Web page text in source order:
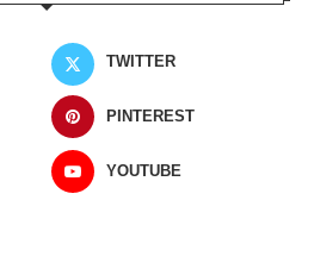
TWITTER
PINTEREST
YOUTUBE